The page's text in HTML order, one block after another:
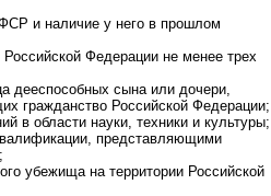
и наличие у него в прошлом
Федерации не менее трех
дееспособных сына или дочери,
гражданство Российской Федерации;
в области науки, техники и культуры;
представляющими
убежища на территории Российской